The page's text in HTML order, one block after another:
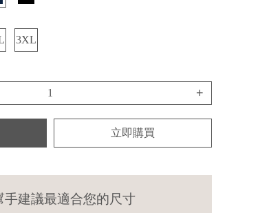
3XL
+
立即購買
手建議最適合您的尺寸